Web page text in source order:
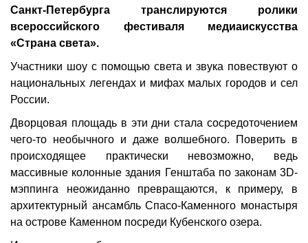
Санкт-Петербурга транслируются ролики
всероссийского фестиваля медиаискусства
«Страна света».
Участники шоу с помощью света и звука повествуют о
национальных легендах и мифах малых городов и сел
России.
Дворцовая площадь в эти дни стала сосредоточением
чего-то необычного и даже волшебного. Поверить в
происходящее практически невозможно, ведь
массивные колонные здания Генштаба по законам 3D-
мэппинга неожиданно превращаются, к примеру, в
архитектурный ансамбль Спасо-Каменного монастыря
на острове Каменном посреди Кубенского озера.